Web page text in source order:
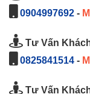
0904997692 -
Tư Vấn
0825841514 -
Tư Vấn